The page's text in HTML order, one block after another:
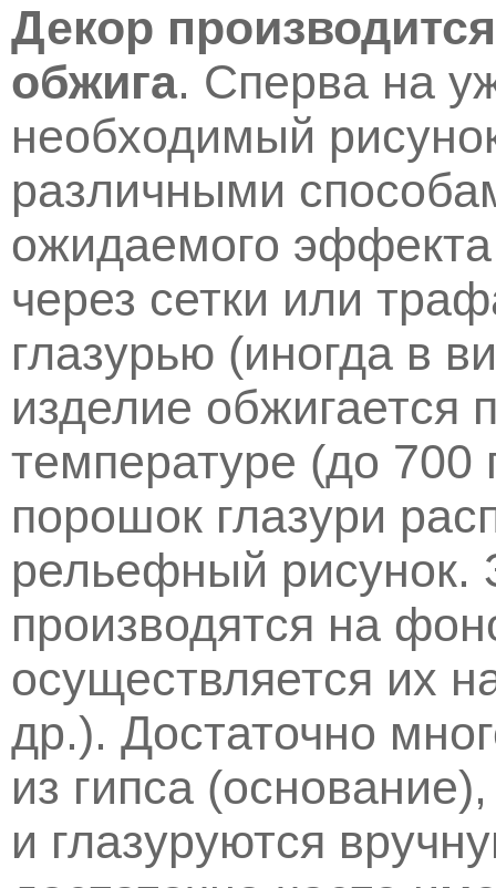
Декор
обжига. Сперва на
необходимый
различными
ожидаемого
через сетки или
глазурью (иногда в
изделие обжигается
температуре (до 700
порошок глазури
рельефный рисунок.
производятся на
осуществляется их
др.). Достаточно
из гипса
и глазуруются